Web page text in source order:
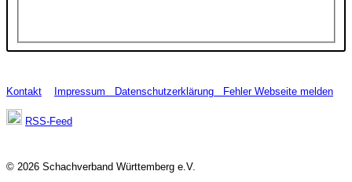
Kontakt Impressum Datenschutzerklärung Fehler Webseite melden
RSS-Feed
© 2026 Schachverband Württemberg e.V.